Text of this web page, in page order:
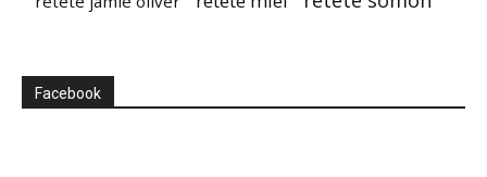
Facebook